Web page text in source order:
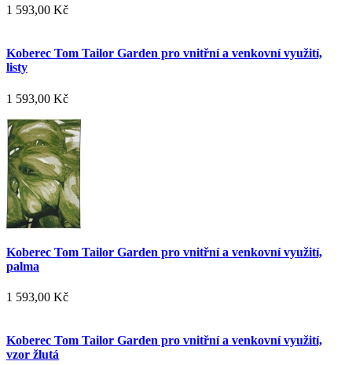
1 593,00 Kč
Koberec Tom Tailor Garden pro vnitřní a venkovní využití,
listy
1 593,00 Kč
Koberec Tom Tailor Garden pro vnitřní a venkovní využití,
palma
1 593,00 Kč
Koberec Tom Tailor Garden pro vnitřní a venkovní využití,
vzor žlutá